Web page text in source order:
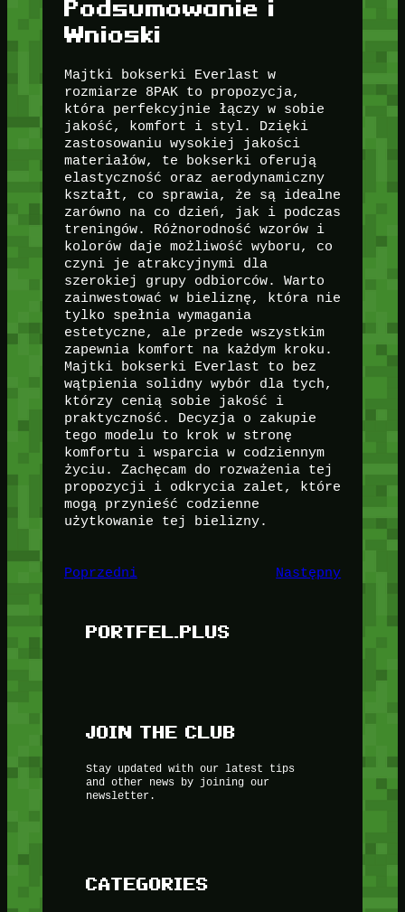
Podsumowanie i
Wnioski
Majtki bokserki Everlast w
rozmiarze 8PAK to propozycja,
która perfekcyjnie łączy w sobie
jakość, komfort i styl. Dzięki
zastosowaniu wysokiej jakości
materiałów, te bokserki oferują
elastyczność oraz aerodynamiczny
kształt, co sprawia, że są idealne
zarówno na co dzień, jak i podczas
treningów. Różnorodność wzorów i
kolorów daje możliwość wyboru, co
czyni je atrakcyjnymi dla
szerokiej grupy odbiorców. Warto
zainwestować w bieliznę, która nie
tylko spełnia wymagania
estetyczne, ale przede wszystkim
zapewnia komfort na każdym kroku.
Majtki bokserki Everlast to bez
wątpienia solidny wybór dla tych,
którzy cenią sobie jakość i
praktyczność. Decyzja o zakupie
tego modelu to krok w stronę
komfortu i wsparcia w codziennym
życiu. Zachęcam do rozważenia tej
propozycji i odkrycia zalet, które
mogą przynieść codzienne
użytkowanie tej bielizny.
Poprzedni Następny
PORTFEL.PLUS
JOIN THE CLUB
Stay updated with our latest tips
and other news by joining our
newsletter.
CATEGORIES